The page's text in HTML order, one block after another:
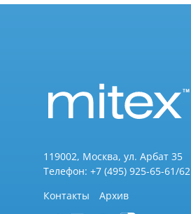
119002, Москва, ул. Арбат 35
Телефон: +7 (495) 925-65-61/62
Контакты
Архив